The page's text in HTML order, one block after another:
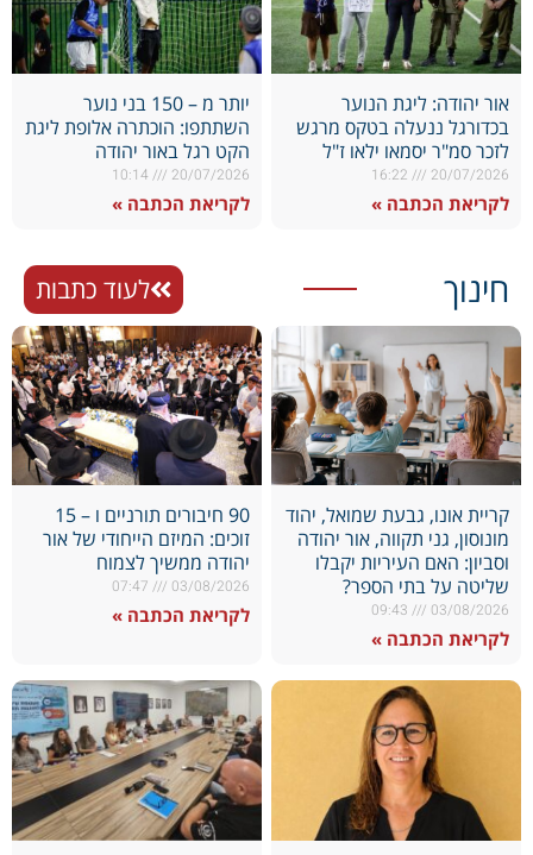
אור יהודה: ליגת הנוער
בכדורגל ננעלה בטקס מרגש
לזכר סמ"ר יסמאו ילאו ז"ל
20/07/2026
לקריאת הכתבה »
יותר מ – 150 בני נוער
השתתפו: הוכתרה אלופת ליגת
הקט רגל באור יהודה
20/07/2026
לקריאת הכתבה »
חינוך לעוד כתבות
קריית אונו, גבעת שמואל, יהוד
מונוסון, גני תקווה, אור יהודה
וסביון: האם העיריות יקבלו
שליטה על בתי הספר?
03/08/2026
לקריאת הכתבה »
90 חיבורים תורניים ו – 15
זוכים: המיזם הייחודי של אור
יהודה ממשיך לצמוח
03/08/2026
לקריאת הכתבה »